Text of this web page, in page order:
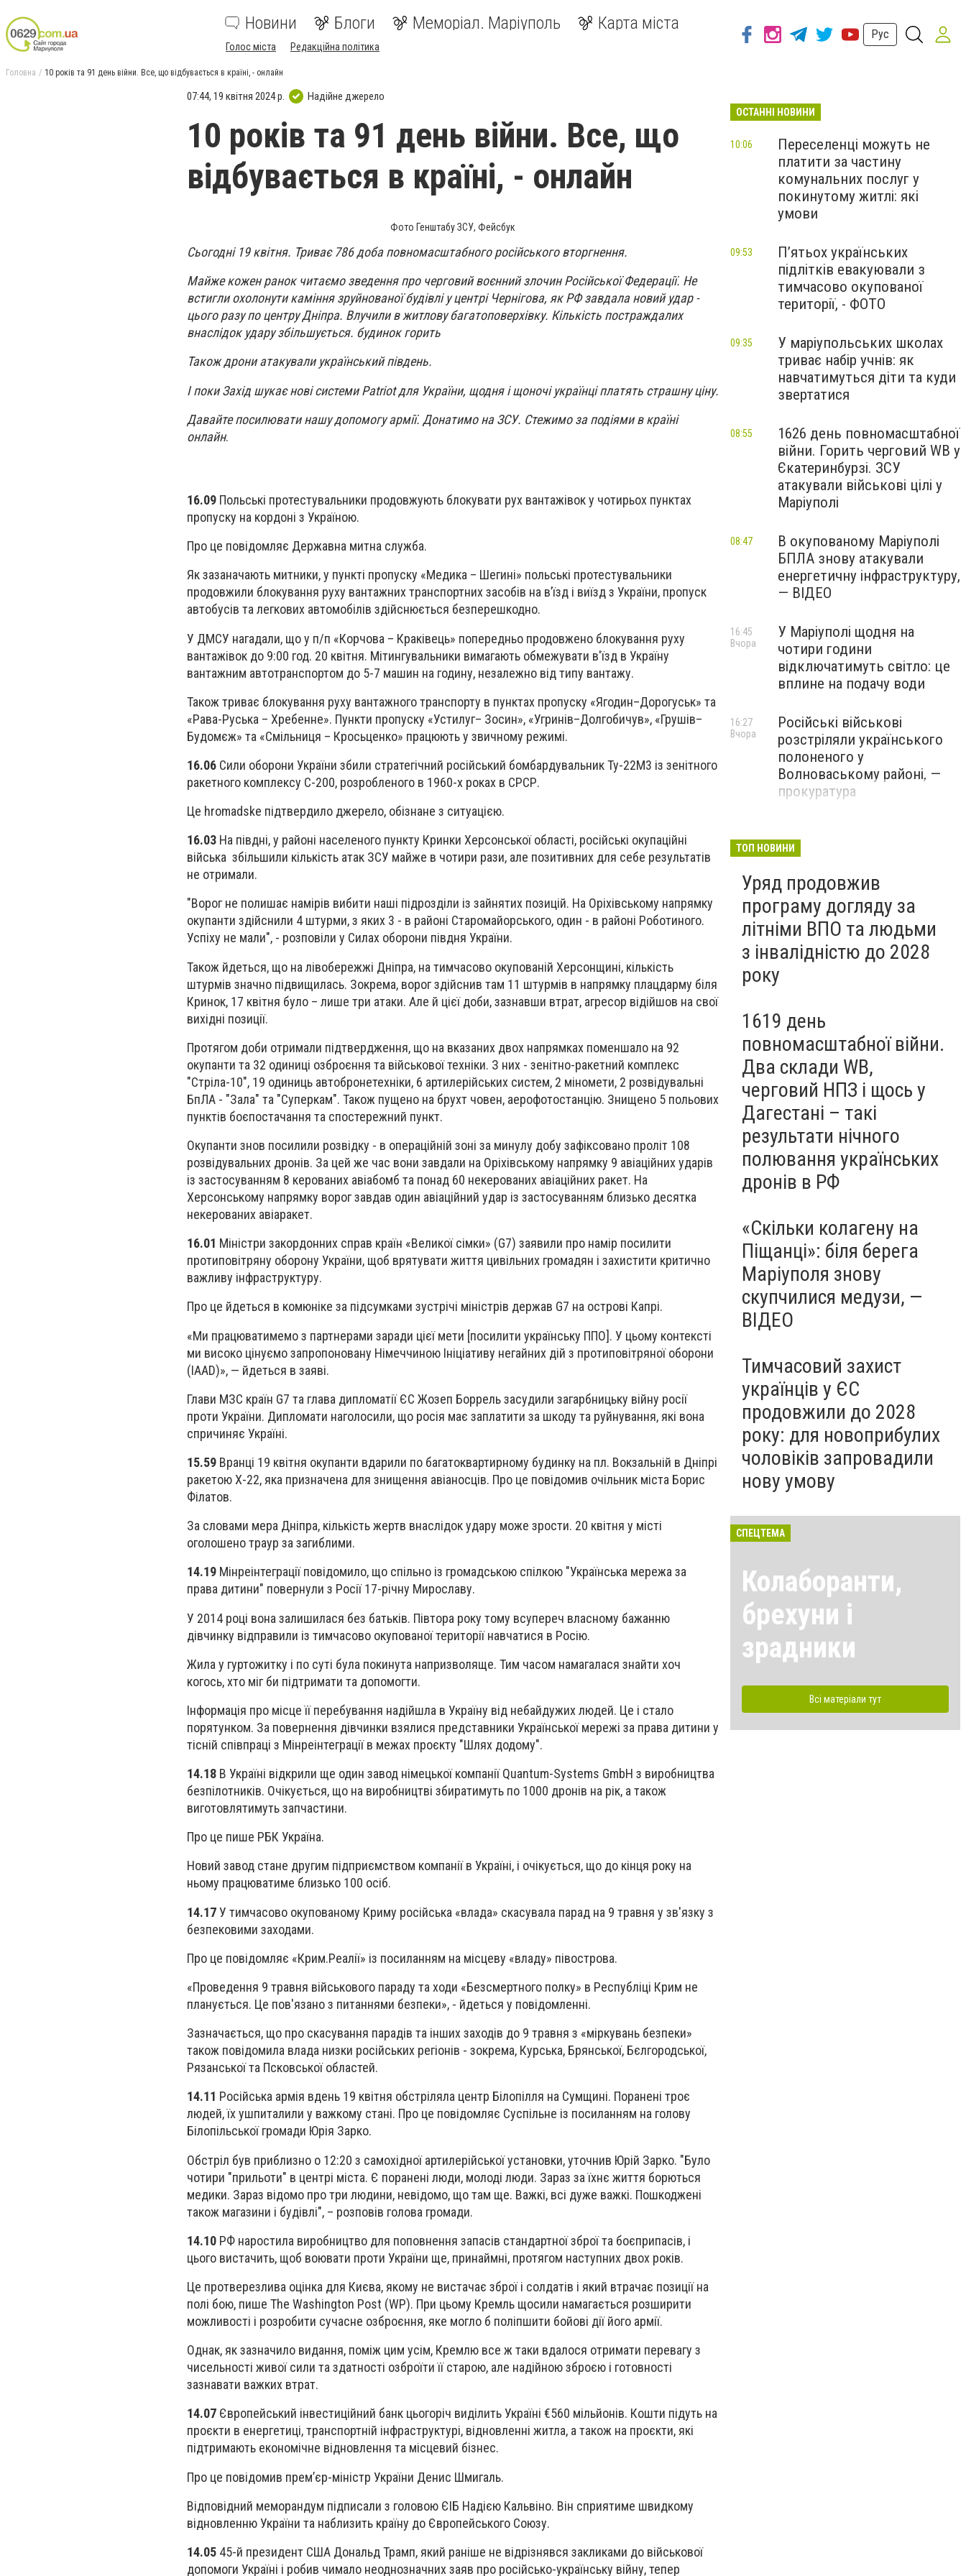
Новини Блоги Меморіал. Маріуполь Карта міста
Голос міста Редакційна політика
Рус
Головна 10 років та 91 день війни. Все, що відбувається в країні, - онлайн
07:44, 19 квітня 2024 р. Надійне джерело
10 років та 91 день війни. Все, що
відбувається в країні, - онлайн
Фото Генштабу ЗСУ, Фейсбук
Сьогодні 19 квітня. Триває 786 доба повномасштабного російського вторгнення.
Майже кожен ранок читаємо зведення про черговий воєнний злочин Російської Федерації. Не
встигли охолонути каміння зруйнованої будівлі у центрі Чернігова, як РФ завдала новий удар -
цього разу по центру Дніпра. Влучили в житлову багатоповерхівку. Кількість постраждалих
внаслідок удару збільшується. будинок горить
Також дрони атакували український південь.
І поки Захід шукає нові системи Patriot для України, щодня і щоночі українці платять страшну ціну.
Давайте посилювати нашу допомогу армії. Донатимо на ЗСУ. Стежимо за подіями в країні
онлайн.
16.09 Польські протестувальники продовжують блокувати рух вантажівок у чотирьох пунктах
пропуску на кордоні з Україною.
Про це повідомляє Державна митна служба.
Як зазаначають митники, у пункті пропуску «Медика – Шегині» польські протестувальники
продовжили блокування руху вантажних транспортних засобів на в’їзд і виїзд з України, пропуск
автобусів та легкових автомобілів здійснюється безперешкодно.
У ДМСУ нагадали, що у п/п «Корчова – Краківець» попередньо продовжено блокування руху
вантажівок до 9:00 год. 20 квітня. Мітингувальники вимагають обмежувати в'їзд в Україну
вантажним автотранспортом до 5-7 машин на годину, незалежно від типу вантажу.
Також триває блокування руху вантажного транспорту в пунктах пропуску «Ягодин–Дорогуськ» та
«Рава-Руська – Хребенне». Пункти пропуску «Устилуг– Зосин», «Угринів–Долгобичув», «Грушів–
Будомєж» та «Смільниця – Кросьценко» працюють у звичному режимі.
16.06 Сили оборони України збили стратегічний російський бомбардувальник Ту-22М3 із зенітного
ракетного комплексу С-200, розробленого в 1960-х роках в СРСР.
Це hromadske підтвердило джерело, обізнане з ситуацією.
16.03 На півдні, у районі населеного пункту Кринки Херсонської області, російські окупаційні
війська збільшили кількість атак ЗСУ майже в чотири рази, але позитивних для себе результатів
не отримали.
"Ворог не полишає намірів вибити наші підрозділи із зайнятих позицій. На Оріхівському напрямку
окупанти здійснили 4 штурми, з яких 3 - в районі Старомайорського, один - в районі Роботиного.
Успіху не мали", - розповіли у Силах оборони півдня України.
Також йдеться, що на лівобережжі Дніпра, на тимчасово окупованій Херсонщині, кількість
штурмів значно підвищилась. Зокрема, ворог здійснив там 11 штурмів в напрямку плацдарму біля
Кринок, 17 квітня було – лише три атаки. Але й цієї доби, зазнавши втрат, агресор відійшов на свої
вихідні позиції.
Протягом доби отримали підтвердження, що на вказаних двох напрямках поменшало на 92
окупанти та 32 одиниці озброєння та військової техніки. З них - зенітно-ракетний комплекс
"Стріла-10", 19 одиниць автобронетехніки, 6 артилерійських систем, 2 міномети, 2 розвідувальні
БпЛА - "Зала" та "Суперкам". Також пущено на брухт човен, аерофотостанцію. Знищено 5 польових
пунктів боєпостачання та спостережний пункт.
Окупанти знов посилили розвідку - в операційній зоні за минулу добу зафіксовано проліт 108
розвідувальних дронів. За цей же час вони завдали на Оріхівському напрямку 9 авіаційних ударів
із застосуванням 8 керованих авіабомб та понад 60 некерованих авіаційних ракет. На
Херсонському напрямку ворог завдав один авіаційний удар із застосуванням близько десятка
некерованих авіаракет.
16.01 Міністри закордонних справ країн «Великої сімки» (G7) заявили про намір посилити
протиповітряну оборону України, щоб врятувати життя цивільних громадян і захистити критично
важливу інфраструктуру.
Про це йдеться в комюніке за підсумками зустрічі міністрів держав G7 на острові Капрі.
«Ми працюватимемо з партнерами заради цієї мети [посилити українську ППО]. У цьому контексті
ми високо цінуємо запропоновану Німеччиною Ініціативу негайних дій з протиповітряної оборони
(IAAD)», — йдеться в заяві.
Глави МЗС країн G7 та глава дипломатії ЄС Жозеп Боррель засудили загарбницьку війну росії
проти України. Дипломати наголосили, що росія має заплатити за шкоду та руйнування, які вона
спричиняє Україні.
15.59 Вранці 19 квітня окупанти вдарили по багатоквартирному будинку на пл. Вокзальній в Дніпрі
ракетою X-22, яка призначена для знищення авіаносців. Про це повідомив очільник міста Борис
Філатов.
За словами мера Дніпра, кількість жертв внаслідок удару може зрости. 20 квітня у місті
оголошено траур за загиблими.
14.19 Мінреінтеграції повідомило, що спільно із громадською спілкою "Українська мережа за
права дитини" повернули з Росії 17-річну Мирославу.
У 2014 році вона залишилася без батьків. Півтора року тому всупереч власному бажанню
дівчинку відправили із тимчасово окупованої території навчатися в Росію.
Жила у гуртожитку і по суті була покинута напризволяще. Тим часом намагалася знайти хоч
когось, хто міг би підтримати та допомогти.
Інформація про місце її перебування надійшла в Україну від небайдужих людей. Це і стало
порятунком. За повернення дівчинки взялися представники Української мережі за права дитини у
тісній співпраці з Мінреінтеграції в межах проєкту "Шлях додому".
14.18 В Україні відкрили ще один завод німецької компанії Quantum-Systems GmbH з виробництва
безпілотників. Очікується, що на виробництві збиратимуть по 1000 дронів на рік, а також
виготовлятимуть запчастини.
Про це пише РБК Україна.
Новий завод стане другим підприємством компанії в Україні, і очікується, що до кінця року на
ньому працюватиме близько 100 осіб.
14.17У тимчасово окупованому Криму російська «влада» скасувала парад на 9 травня у зв'язку з
безпековими заходами.
Про це повідомляє «Крим.Реалії» із посиланням на місцеву «владу» півострова.
«Проведення 9 травня військового параду та ходи «Безсмертного полку» в Республіці Крим не
планується. Це пов'язано з питаннями безпеки», - йдеться у повідомленні.
Зазначається, що про скасування парадів та інших заходів до 9 травня з «міркувань безпеки»
також повідомила влада низки російських регіонів - зокрема, Курська, Брянської, Бєлгородської,
Рязанської та Псковської областей.
14.11 Російська армія вдень 19 квітня обстріляла центр Білопілля на Сумщині. Поранені троє
людей, їх ушпиталили у важкому стані. Про це повідомляє Суспільне із посиланням на голову
Білопільської громади Юрія Зарко.
Обстріл був приблизно о 12:20 з самохідної артилерійської установки, уточнив Юрій Зарко. "Було
чотири "прильоти" в центрі міста. Є поранені люди, молоді люди. Зараз за їхнє життя борються
медики. Зараз відомо про три людини, невідомо, що там ще. Важкі, всі дуже важкі. Пошкоджені
також магазини і будівлі", – розповів голова громади.
14.10 РФ наростила виробництво для поповнення запасів стандартної зброї та боєприпасів, і
цього вистачить, щоб воювати проти України ще, принаймні, протягом наступних двох років.
Це протверезлива оцінка для Києва, якому не вистачає зброї і солдатів і який втрачає позиції на
полі бою, пише The Washington Post (WP). При цьому Кремль щосили намагається розширити
можливості і розробити сучасне озброєння, яке могло б поліпшити бойові дії його армії.
Однак, як зазначило видання, поміж цим усім, Кремлю все ж таки вдалося отримати перевагу з
чисельності живої сили та здатності озброїти її старою, але надійною зброєю і готовності
зазнавати важких втрат.
14.07 Європейський інвестиційний банк цьогоріч виділить Україні €560 мільйонів. Кошти підуть на
проєкти в енергетиці, транспортній інфраструктурі, відновленні житла, а також на проєкти, які
підтримають економічне відновлення та місцевий бізнес.
Про це повідомив премʼєр-міністр України Денис Шмигаль.
Відповідний меморандум підписали з головою ЄІБ Надією Кальвіно. Він сприятиме швидкому
відновленню України та наблизить країну до Європейського Союзу.
14.05 45-й президент США Дональд Трамп, який раніше не відрізнявся закликами до військової
допомоги Україні і робив чимало неоднозначних заяв про російсько-українську війну, тепер
ОСТАННІ НОВИНИ
Переселенці можуть не
платити за частину
комунальних послуг у
покинутому житлі: які
умови
10:06
П’ятьох українських
підлітків евакуювали з
тимчасово окупованої
території, - ФОТО
09:53
У маріупольських школах
триває набір учнів: як
навчатимуться діти та куди
звертатися
09:35
1626 день повномасштабної
війни. Горить черговий WB у
Єкатеринбурзі. ЗСУ
атакували військові цілі у
Маріуполі
08:55
В окупованому Маріуполі
БПЛА знову атакували
енергетичну інфраструктуру,
— ВІДЕО
08:47
У Маріуполі щодня на
чотири години
відключатимуть світло: це
вплине на подачу води
16:45
Вчора
Російські військові
розстріляли українського
полоненого у
Волноваському районі, —
прокуратура
16:27
Вчора
адміністрація оскаржує
судами право власності на
житло
Вчора
ТОП НОВИНИ
Уряд продовжив
програму догляду за
літніми ВПО та людьми
з інвалідністю до 2028
року
1619 день
повномасштабної війни.
Два склади WB,
черговий НПЗ і щось у
Дагестані – такі
результати нічного
полювання українських
дронів в РФ
«Скільки колагену на
Піщанці»: біля берега
Маріуполя знову
скупчилися медузи, —
ВІДЕО
Тимчасовий захист
українців у ЄС
продовжили до 2028
року: для новоприбулих
чоловіків запровадили
нову умову
СПЕЦТЕМА
Колаборанти,
брехуни і
зрадники
Всі матеріали тут